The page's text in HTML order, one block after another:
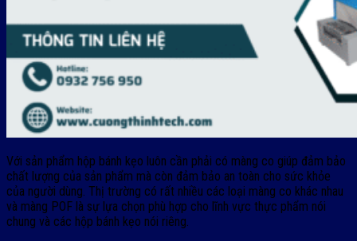
Với sản phẩm hộp bánh kẹo luôn cần phải có màng co giúp đảm bảo
chất lượng của sản phẩm mà còn đảm bảo an toàn cho sức khỏe
của người dùng. Thị trường có rất nhiều các loại màng co khác nhau
và màng POF là sự lựa chọn phù hợp cho lĩnh vực thực phẩm nói
chung và các hộp bánh kẹo nói riêng.